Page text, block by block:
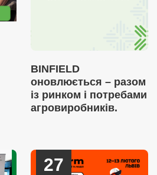
BINFIELD
оновлюється – разом
із ринком і потребами
агровиробників.
27